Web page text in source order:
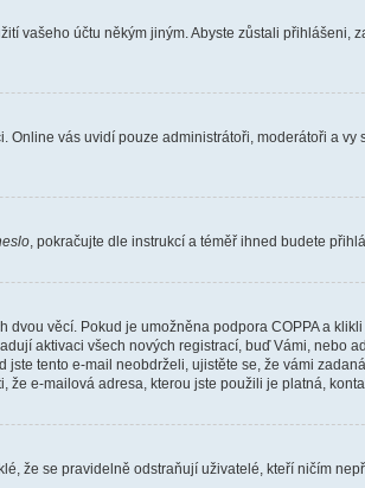
vašeho účtu někým jiným. Abyste zůstali přihlášeni,
Online vás uvidí pouze administrátoři, moderátoři a vy
, pokračujte dle instrukcí a téměř ihned budete
věcí. Pokud je umožněna podpora COPPA a
aktivaci všech nových registrací, buď Vámi, nebo
tento e-mail neobdrželi, ujistěte se, že vámi
že e-mailová adresa, kterou jste použili je platná,
že se pravidelně odstraňují uživatelé, kteří ničím